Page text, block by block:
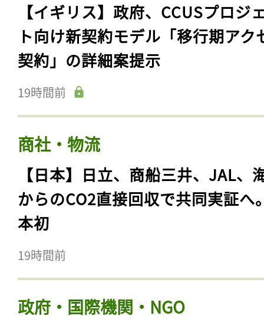
【イギリス】政府、CCUSプロジ
ト向け新契約モデル「移行期アク
契約」の詳細案提示
19時間前
商社・物流
【日本】日立、商船三井、JAL、
からのCO2直接回収で共同実証へ
本初
19時間前
政府・国際機関・NGO